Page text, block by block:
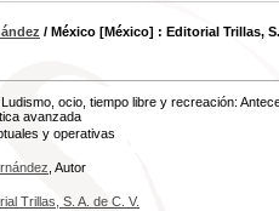
/ México [México] : Editorial Trillas, S.
ocio, tiempo libre y recreación:
avanzada
y operativas
, Autor
Trillas, S. A. de C. V.